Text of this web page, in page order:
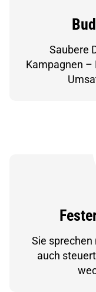
Saubere
Kampagnen –
Sie
auch